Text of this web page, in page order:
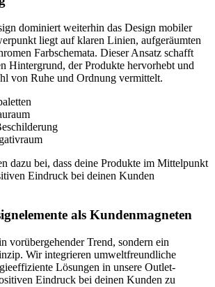
dominiert weiterhin das Design mobiler
liegt auf klaren Linien, aufgeräumten
Farbschemata. Dieser Ansatz schafft
Hintergrund, der Produkte hervorhebt und
von Ruhe und Ordnung vermittelt.
dazu bei, dass deine Produkte im Mittelpunkt
Eindruck bei deinen Kunden
als Kundenmagneten
vorübergehender Trend, sondern ein
Wir integrieren umweltfreundliche
Lösungen in unsere Outlet-
Eindruck bei deinen Kunden zu